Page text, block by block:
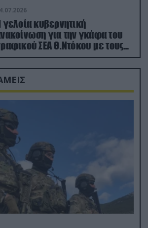
γελοία κυβερνητική
για την γκάφα του
ΣΕΑ Θ.Ντόκου με τους
φαρσέρ